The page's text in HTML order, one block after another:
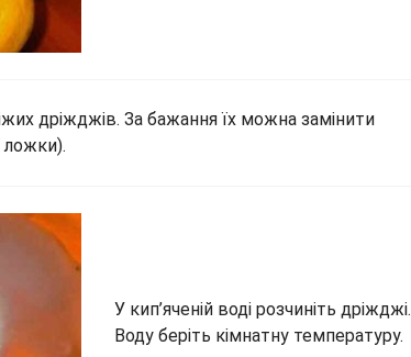
дріжджів. За бажання їх можна замінити
ложки).
У кип’яченій воді розчиніть дріжджі.
Воду беріть кімнатну температуру.